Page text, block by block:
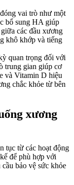
vai trò như một
bổ sung HA giúp
các đầu xương
khô khớp và tiếng
quan trọng đối với
trung gian giúp cơ
và Vitamin D hiệu
chắc khỏe từ bên
xương
tục từ các hoạt động
để phù hợp với
bảo vệ sức khỏe